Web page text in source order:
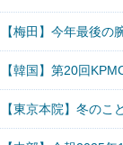
【梅田】今年最後の
【韓国】第20回
【東京本院】冬のこ